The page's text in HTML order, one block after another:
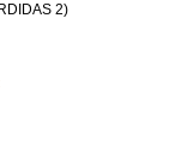
2)